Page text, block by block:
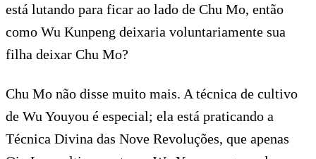
está lutando para ficar ao lado de Chu Mo, então
como Wu Kunpeng deixaria voluntariamente sua
filha deixar Chu Mo?
Chu Mo não disse muito mais. A técnica de cultivo
de Wu Youyou é especial; ela está praticando a
Técnica Divina das Nove Revoluções, que apenas